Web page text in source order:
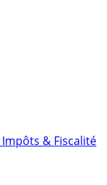
Impôts & Fiscalité